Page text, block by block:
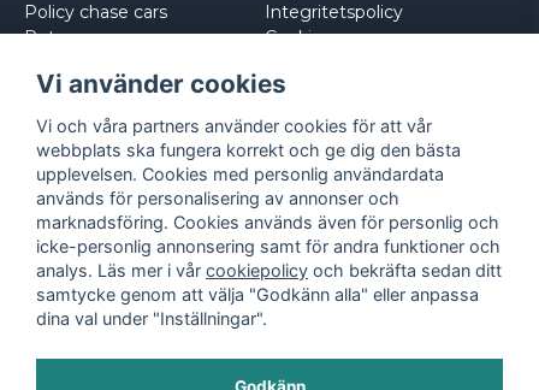
Policy chase cars
Returnera
Integritetspolicy
Cookies
Vi använder cookies
Vi och våra partners använder cookies för att vår
webbplats ska fungera korrekt och ge dig den bästa
upplevelsen. Cookies med personlig användardata
används för personalisering av annonser och
marknadsföring. Cookies används även för personlig och
icke-personlig annonsering samt för andra funktioner och
analys. Läs mer i vår cookiepolicy och bekräfta sedan ditt
samtycke genom att välja "Godkänn alla" eller anpassa
dina val under "Inställningar".
Godkänn